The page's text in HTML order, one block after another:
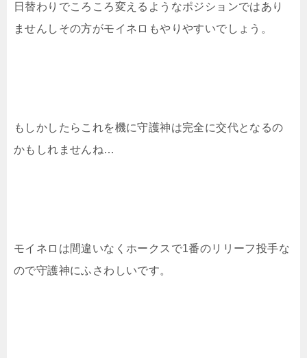
日替わりでころころ変えるようなポジションではあり
ませんしその方がモイネロもやりやすいでしょう。
もしかしたらこれを機に守護神は完全に交代となるの
かもしれませんね…
モイネロは間違いなくホークスで1番のリリーフ投手な
ので守護神にふさわしいです。